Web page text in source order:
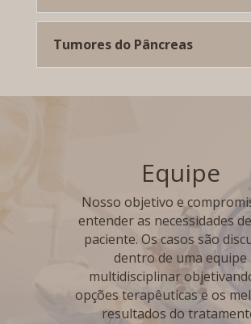
Tumores do Pâncreas
Equipe
Nosso objetivo e
entender as necessidades
paciente. Os casos são
dentro de uma equipe
multidisciplinar
opções terapêuticas e os
resultados do